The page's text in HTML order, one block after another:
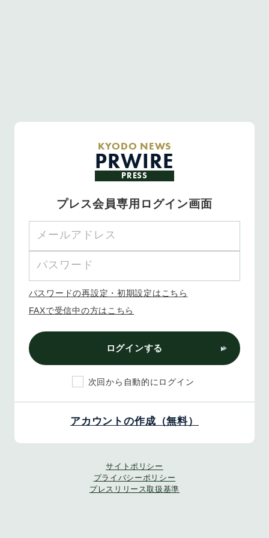
KYODO NEWS
PRWIRE
PRESS
プレス会員専用ログイン画面
パスワードの再設定・初期設定はこちら
FAXで受信中の方はこちら
ログインする
次回から自動的にログイン
アカウントの作成（無料）
サイトポリシー
プライバシーポリシー
プレスリリース取扱基準